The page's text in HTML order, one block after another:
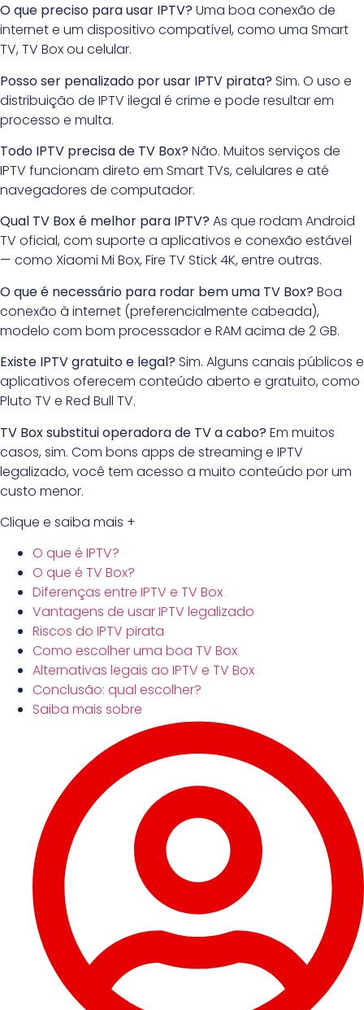
O que preciso para usar IPTV? Uma boa conexão de
internet e um dispositivo compatível, como uma Smart
TV, TV Box ou celular.
Posso ser penalizado por usar IPTV pirata? Sim. O uso e
distribuição de IPTV ilegal é crime e pode resultar em
processo e multa.
Todo IPTV precisa de TV Box? Não. Muitos serviços de
IPTV funcionam direto em Smart TVs, celulares e até
navegadores de computador.
Qual TV Box é melhor para IPTV? As que rodam Android
TV oficial, com suporte a aplicativos e conexão estável
— como Xiaomi Mi Box, Fire TV Stick 4K, entre outras.
O que é necessário para rodar bem uma TV Box? Boa
conexão à internet (preferencialmente cabeada),
modelo com bom processador e RAM acima de 2 GB.
Existe IPTV gratuito e legal? Sim. Alguns canais públicos e
aplicativos oferecem conteúdo aberto e gratuito, como
Pluto TV e Red Bull TV.
TV Box substitui operadora de TV a cabo? Em muitos
casos, sim. Com bons apps de streaming e IPTV
legalizado, você tem acesso a muito conteúdo por um
custo menor.
Clique e saiba mais +
O que é IPTV?
O que é TV Box?
Diferenças entre IPTV e TV Box
Vantagens de usar IPTV legalizado
Riscos do IPTV pirata
Como escolher uma boa TV Box
Alternativas legais ao IPTV e TV Box
Conclusão: qual escolher?
Saiba mais sobre